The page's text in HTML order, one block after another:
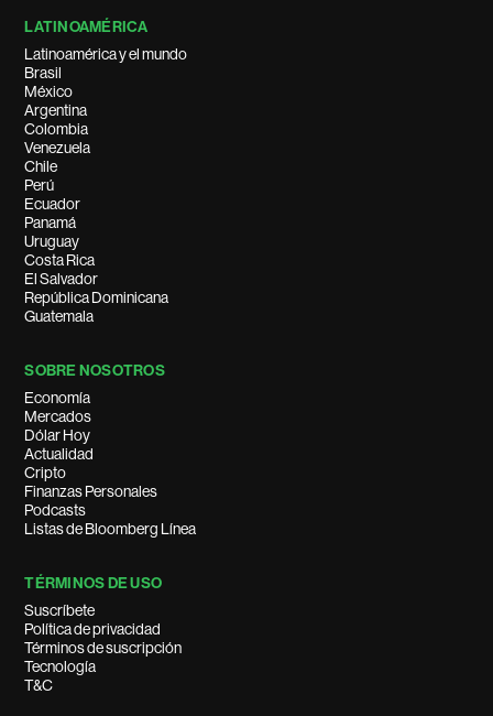
LATINOAMÉRICA
Latinoamérica y el mundo
Brasil
México
Argentina
Colombia
Venezuela
Chile
Perú
Ecuador
Panamá
Uruguay
Costa Rica
El Salvador
República Dominicana
Guatemala
SOBRE NOSOTROS
Economía
Mercados
Dólar Hoy
Actualidad
Cripto
Finanzas Personales
Podcasts
Listas de Bloomberg Línea
TÉRMINOS DE USO
Suscríbete
Política de privacidad
Términos de suscripción
Tecnología
T&C